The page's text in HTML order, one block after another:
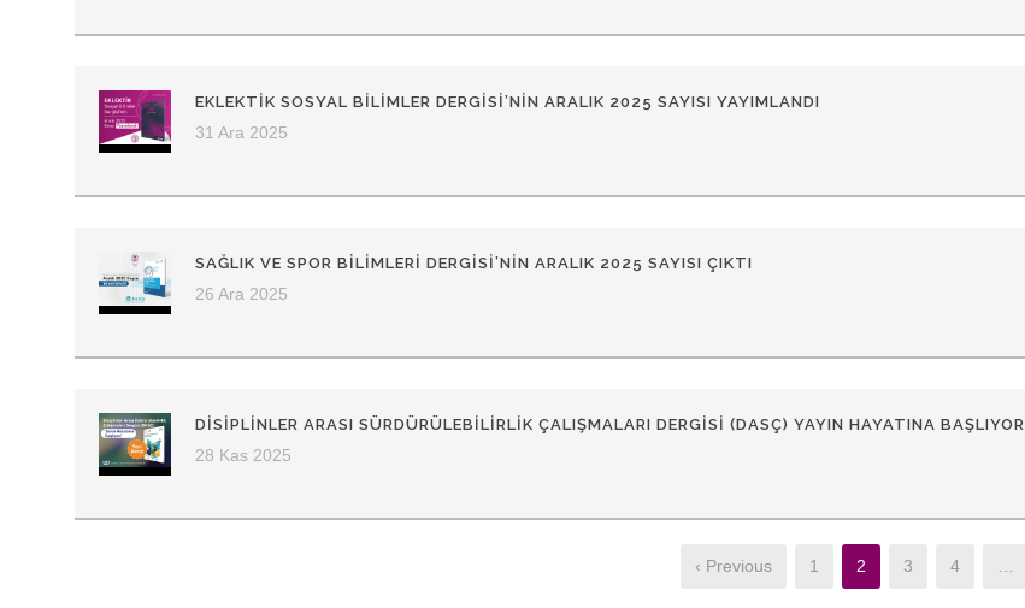
EKLEKTİK SOSYAL BİLİMLER DERGİSİ’NİN ARALIK 2025 SAYISI YAYIMLANDI
31 Ara 2025
SAĞLIK VE SPOR BILIMLERI DERGISI’NIN ARALIK 2025 SAYISI ÇIKTI
26 Ara 2025
DISIPLINLER ARASI SÜRDÜRÜLEBILIRLIK ÇALIŞMALARI DERGISI (DASÇ) YAYIN HAYATINA BAŞLIYOR
28 Kas 2025
‹ Previous 1 2 3 4